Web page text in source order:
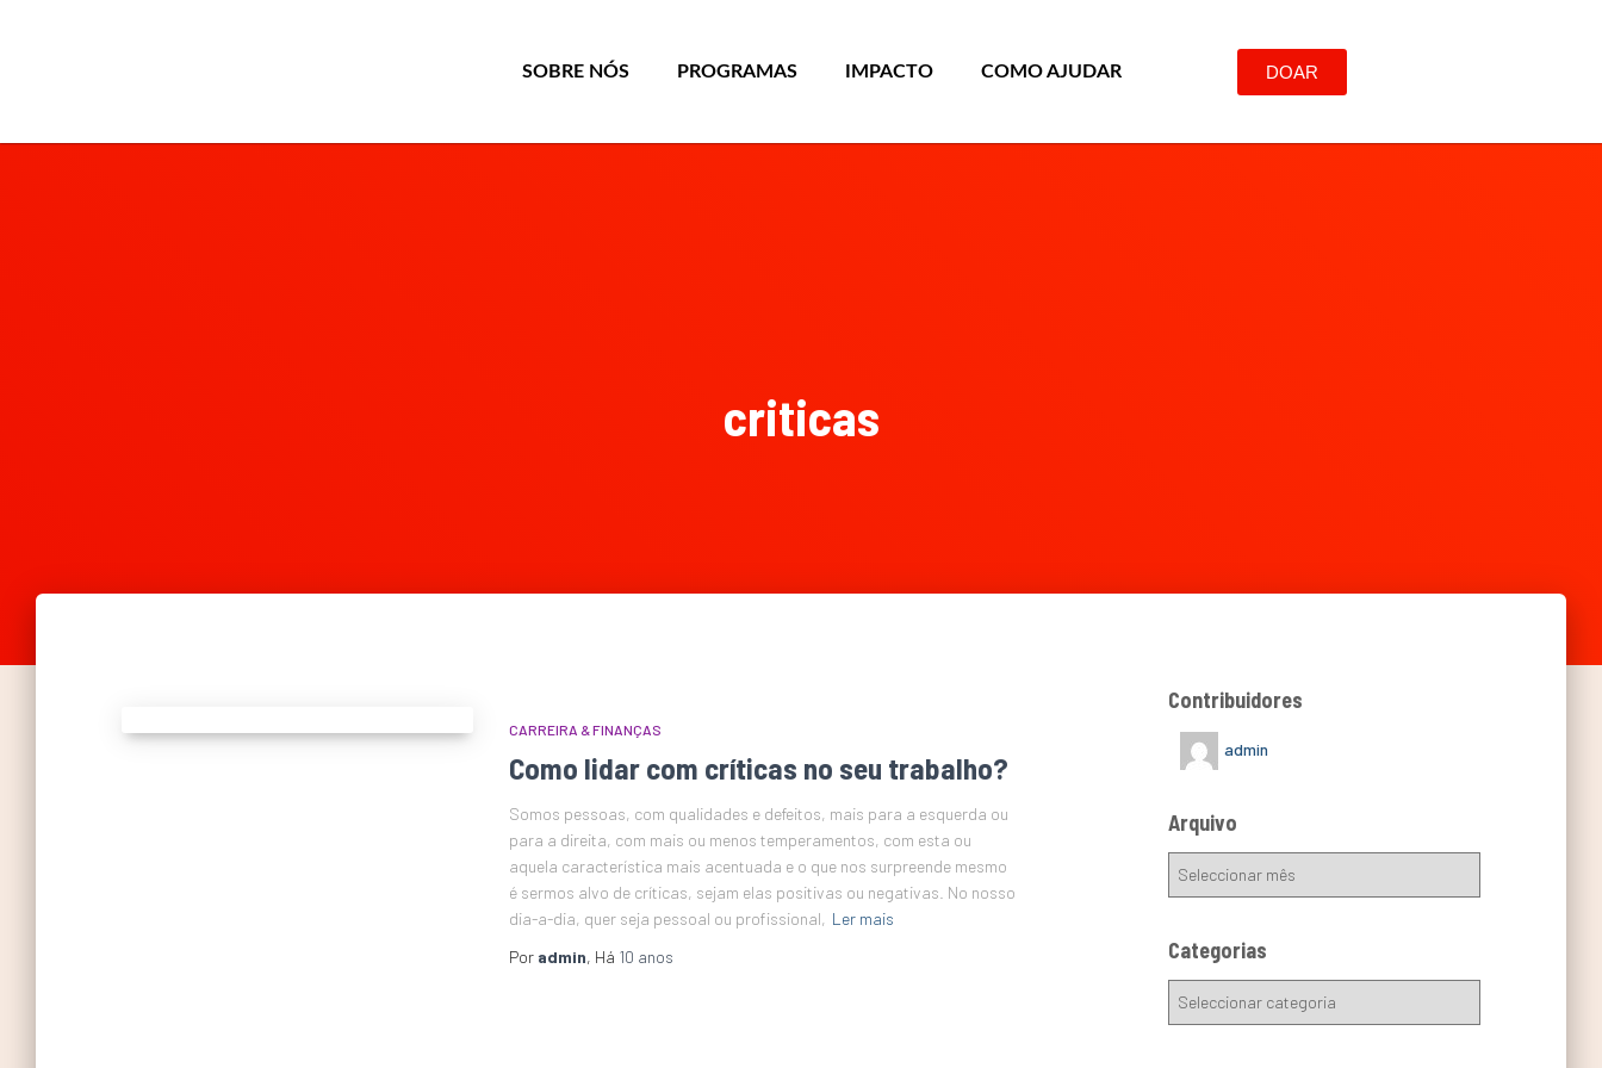
SOBRE NÓS PROGRAMAS IMPACTO COMO AJUDAR DOAR
criticas
CARREIRA & FINANÇAS
Como lidar com críticas no seu trabalho?
Somos pessoas, com qualidades e defeitos, mais para a esquerda ou
para a direita, com mais ou menos temperamentos, com esta ou
aquela característica mais acentuada e o que nos surpreende mesmo
é sermos alvo de críticas, sejam elas positivas ou negativas. No nosso
dia-a-dia, quer seja pessoal ou profissional, Ler mais
Por admin, Há 10 anos
Contribuidores
admin
Arquivo
Categorias